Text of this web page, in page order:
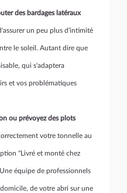
des bardages latéraux
un peu plus d'intimité
le soleil. Autant dire que
qui s'adaptera
et vos problématiques
ou prévoyez des plots
votre tonnelle au
"Livré et monté chez
équipe de professionnels
de votre abri sur une